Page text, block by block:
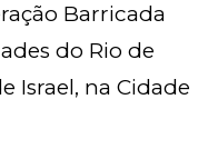
Barricada
do Rio de
Israel, na Cidade